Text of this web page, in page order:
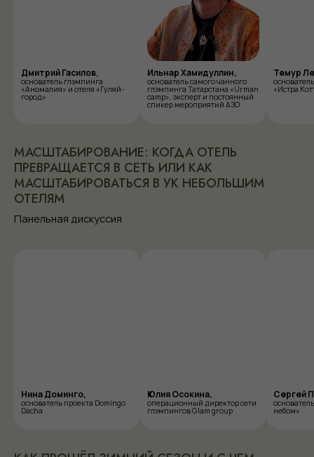
Дмитрий Гасилов,
основатель глэмпинга
«Аномалия» и отеля «Гуляй-
город»
Ильнар Хамидуллин,
основатель самого чанного
глэмпинга Татарстана «Urman
camp», эксперт и постоянный
спикер мероприятий АЗО
Темур
«Истра
МАСШТАБИРОВАНИЕ: КОГДА ОТЕЛЬ
ПРЕВРАЩАЕТСЯ В СЕТЬ ИЛИ КАК
МАСШТАБИРОВАТЬСЯ В УК НЕБОЛЬШИМ
ОТЕЛЯМ
Панельная дискуссия
Нина Доминго,
основатель проекта Domingo
Dacha
Юлия Осокина,
операционный директор сети
глэмпингов Glam group
Сергей
небом»
EXPO-ЗОНА
ФАБРИКИ ОТЕЛЕЙ
ГЕНЕРАЛЬНЫЕ
ПАРТНЕРЫ